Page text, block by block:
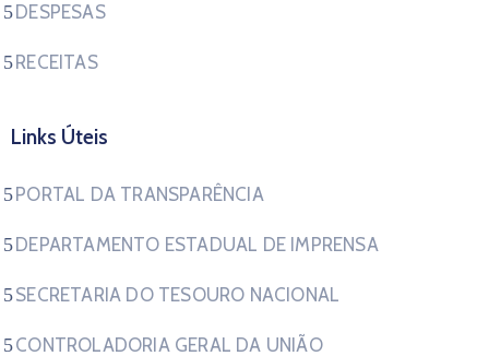
DESPESAS
RECEITAS
Links Úteis
PORTAL DA TRANSPARÊNCIA
DEPARTAMENTO ESTADUAL DE IMPRENSA
SECRETARIA DO TESOURO NACIONAL
CONTROLADORIA GERAL DA UNIÃO